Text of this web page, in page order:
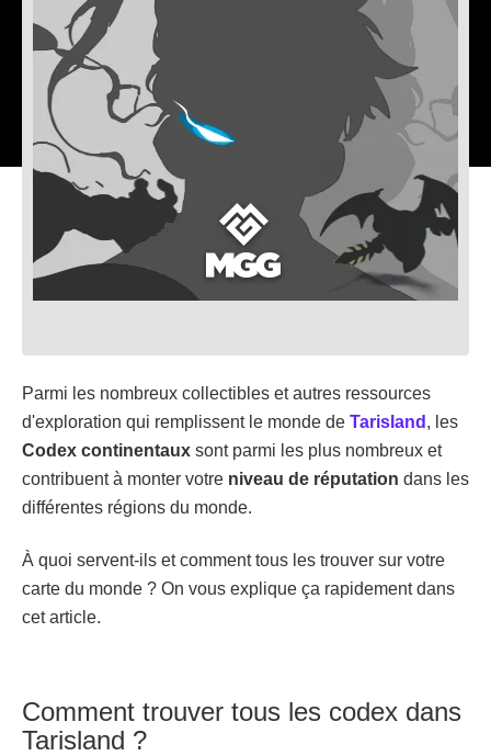
Parmi les nombreux collectibles et autres ressources
d'exploration qui remplissent le monde de Tarisland , les
Codex continentaux sont parmi les plus nombreux et
contribuent à monter votre niveau de réputation dans les
différentes régions du monde.
À quoi servent-ils et comment tous les trouver sur votre
carte du monde ? On vous explique ça rapidement dans
cet article.
Comment trouver tous les codex dans
Tarisland ?